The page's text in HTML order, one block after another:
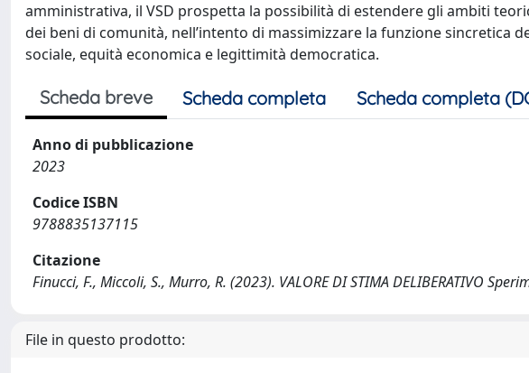
amministrativa, il VSD prospetta la possibilità di estendere gli ambiti
dei beni di comunità, nell’intento di massimizzare la funzione sincretica
sociale, equità economica e legittimità democratica.
Scheda breve Scheda completa Scheda completa
Anno di pubblicazione
2023
Codice ISBN
9788835137115
Citazione
Finucci, F., Miccoli, S., Murro, R. (2023). VALORE DI STIMA DELIBERATIVO
File in questo prodotto: